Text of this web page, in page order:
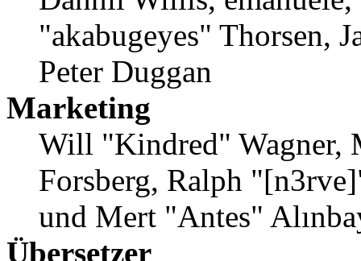
"akabugeyes" Thorsen,
Peter Duggan
Marketing
Will "Kindred" Wagner,
Forsberg, Ralph
und Mert "Antes"
Übersetzer